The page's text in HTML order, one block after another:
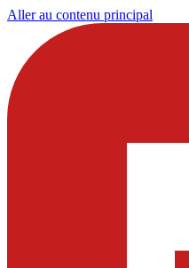
Aller au contenu principal